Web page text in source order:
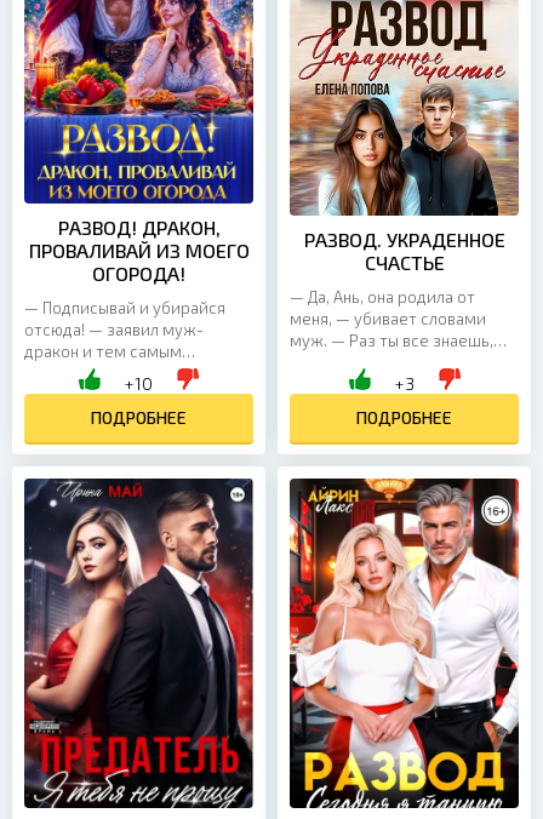
РАЗВОД! ДРАКОН,
ПРОВАЛИВАЙ ИЗ МОЕГО
ОГОРОДА!
— Подписывай и убирайся
отсюда! — заявил муж-
дракон и тем самым
запустил обратный отсчет до
своей кончины. Потому что
теперь место его жены
занимаю я...
+10
ПОДРОБНЕЕ
РАЗВОД. УКРАДЕННОЕ
СЧАСТЬЕ
— Да, Ань, она родила от
меня, — убивает словами
муж. — Раз ты все знаешь,
будет дальше. Влад
+3
ПОДРОБНЕЕ